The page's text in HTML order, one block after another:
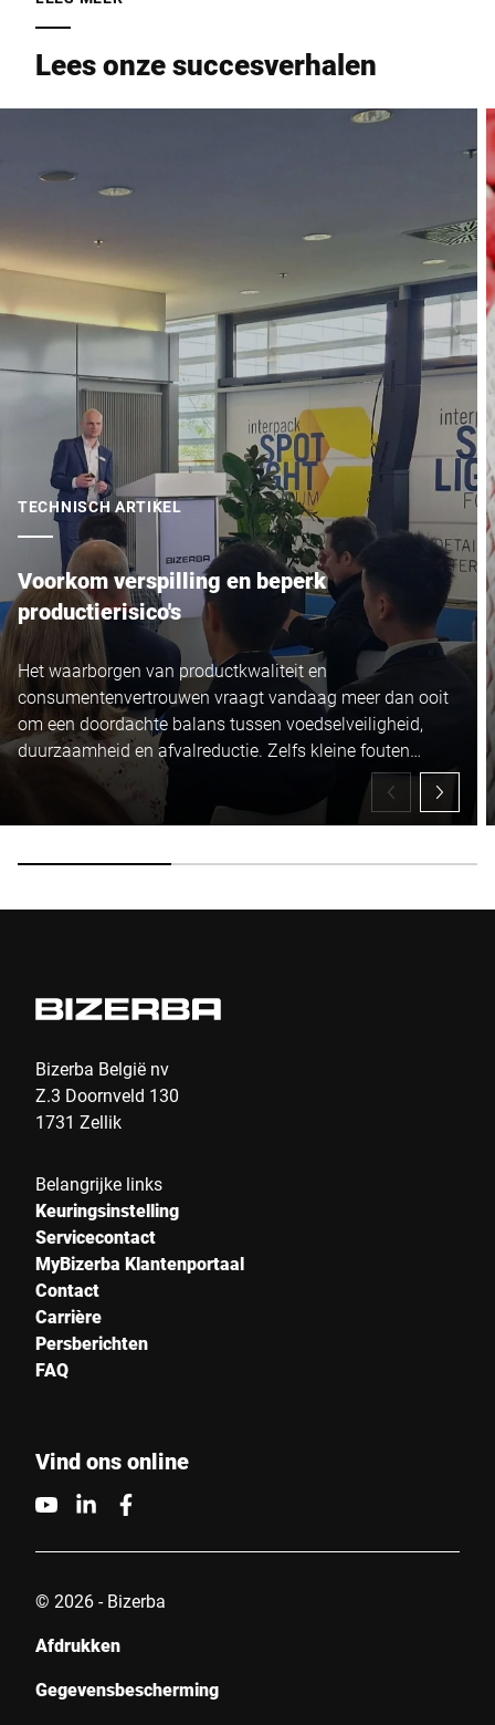
Lees onze succesverhalen
TECHNISCH ARTIKEL
Voorkom verspilling en beperk
productierisico's
Het waarborgen van productkwaliteit en
consumentenvertrouwen vraagt vandaag meer dan ooit
om een doordachte balans tussen voedselveiligheid,
duurzaamheid en afvalreductie. Zelfs kleine fouten
kunnen een aanzienlijke impact hebben op de kwaliteit
van uw producten en de efficiëntie van uw processen.
Bizerba België nv
Z.3 Doornveld 130
1731 Zellik
Belangrijke links
Keuringsinstelling
Servicecontact
MyBizerba Klantenportaal
Contact
Carrière
Persberichten
FAQ
Vind ons online
© 2026 - Bizerba
Afdrukken
Gegevensbescherming